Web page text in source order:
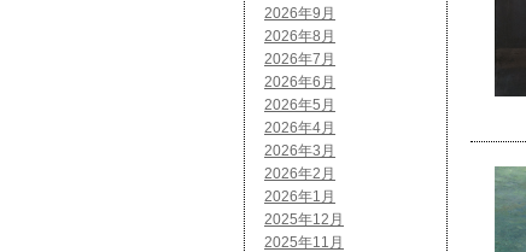
2026年9月
2026年8月
2026年7月
2026年6月
2026年5月
2026年4月
2026年3月
2026年2月
2026年1月
2025年12月
2025年11月